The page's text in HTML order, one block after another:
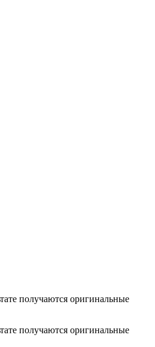
получаются оригинальные
получаются оригинальные